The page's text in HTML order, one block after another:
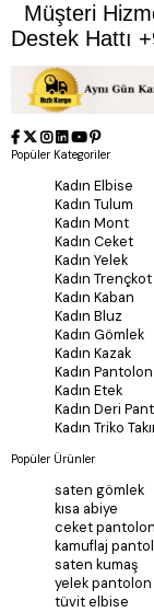
Müşteri
Destek Hattı
Popüler Kategoriler
Kadın Elbise
Kadın Tulum
Kadın Mont
Kadın Ceket
Kadın Yelek
Kadın Trençkot
Kadın Kaban
Kadın Bluz
Kadın Gömlek
Kadın Kazak
Kadın Pantolon
Kadın Etek
Kadın Deri
Kadın Triko
Popüler Ürünler
saten gömlek
kısa abiye
ceket pantolon
kamuflaj
saten kumaş
yelek pantolon
tüvit elbise